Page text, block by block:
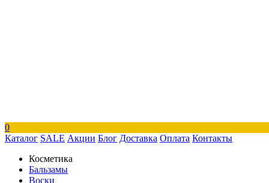
0
Каталог SALE Акции Блог Доставка Оплата Контакты
Косметика
Бальзамы
Воски